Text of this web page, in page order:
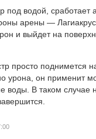
водой, сработает
арены —
и выйдет на
просто поднимется
урона, он применит
воды. В таком случае